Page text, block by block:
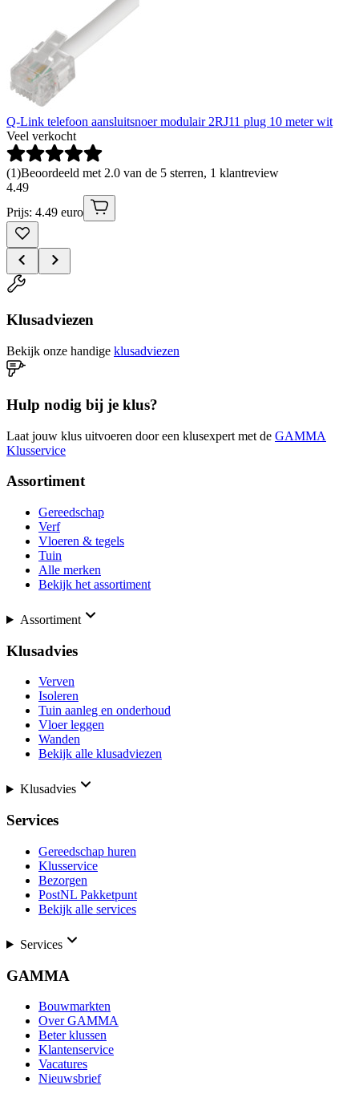
Q-Link telefoon aansluitsnoer modulair 2RJ11 plug 10 meter wit
Veel verkocht
(1)Beoordeeld met 2.0 van de 5 sterren, 1 klantreview
4.49
Prijs: 4.49 euro
Klusadviezen
Bekijk onze handige klusadviezen
Hulp nodig bij je klus?
Laat jouw klus uitvoeren door een klusexpert met de GAMMA
Klusservice
Assortiment
Gereedschap
Verf
Vloeren & tegels
Tuin
Alle merken
Bekijk het assortiment
Assortiment
Klusadvies
Verven
Isoleren
Tuin aanleg en onderhoud
Vloer leggen
Wanden
Bekijk alle klusadviezen
Klusadvies
Services
Gereedschap huren
Klusservice
Bezorgen
PostNL Pakketpunt
Bekijk alle services
Services
GAMMA
Bouwmarkten
Over GAMMA
Beter klussen
Klantenservice
Vacatures
Nieuwsbrief